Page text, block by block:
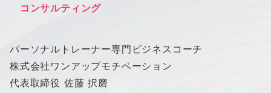
コンサルティング
パーソナルトレーナー専門ビジネスコーチ
株式会社 ワンアップモチベーション
代表取締役 佐藤 択磨